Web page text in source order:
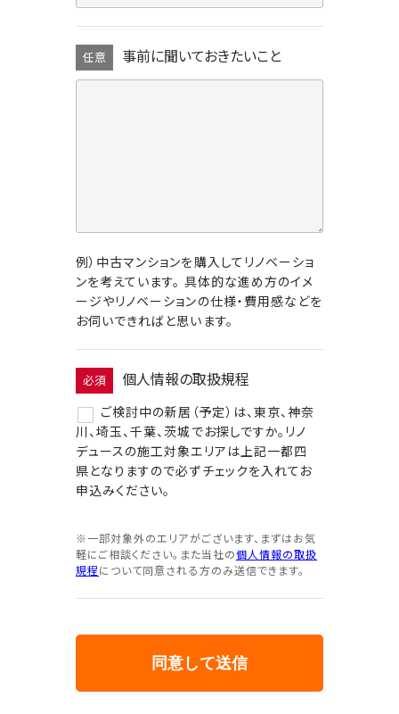
任意 事前に聞いておきたいこと
例）中古マンションを購入してリノベーショ
ンを考えています。 具体的な進め方のイメ
ージやリノベーションの仕様・費用感などを
お伺いできればと思います。
必須 個人情報の取扱規程
ご検討中の新居（予定）は、東京、神奈
川、埼玉、千葉、茨城でお探しですか。リノ
デュースの施工対象エリアは上記一都四
県となりますので必ずチェックを入れてお
申込みください。
※一部対象外のエリアがございます、まずはお気
軽にご相談ください。また当社の個人情報の取扱
規程 について同意される方のみ送信できます。